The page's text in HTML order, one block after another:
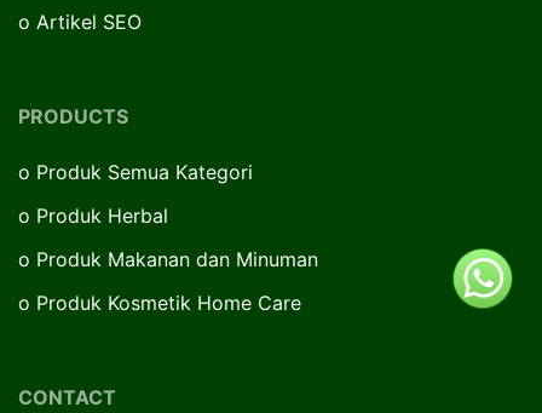
o Artikel SEO
PRODUCTS
o Produk Semua Kategori
o Produk Herbal
o Produk Makanan dan Minuman
o Produk Kosmetik Home Care
CONTACT